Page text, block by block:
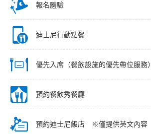
報名體驗
迪士尼行動點餐
優先入席（餐飲設施的優先帶位服務）
預約餐飲秀餐廳
預約迪士尼飯店 ※僅提供英文內容